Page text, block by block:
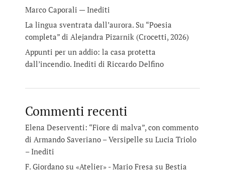
Marco Caporali — Inediti
La lingua sventrata dall’aurora. Su “Poesia
completa” di Alejandra Pizarnik (Crocetti, 2026)
Appunti per un addio: la casa protetta
dall’incendio. Inediti di Riccardo Delfino
Commenti recenti
Elena Deserventi: “Fiore di malva”, con commento
di Armando Saveriano – Versipelle su Lucia Triolo
– Inediti
F. Giordano su «Atelier» - Mario Fresa su Bestia